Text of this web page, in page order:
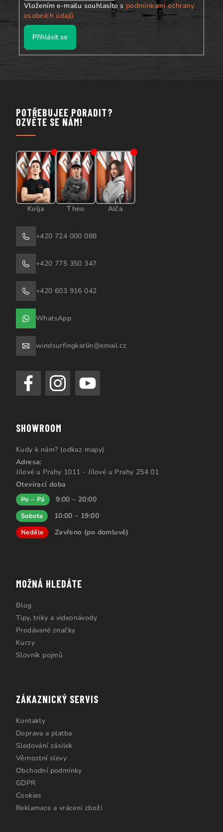
Vložením e-mailu souhlasíte s podmínkami ochrany
osobních údajů
Přihlásit se
POTŘEBUJEE PORADIT?
OZVĚTE SE NÁM!
Kolja Theo Alča
+420 724 000 088
+420 775 350 347
+420 603 916 042
WhatsApp
windsurfingkarlin@email.cz
SHOWROOM
Kudy k nám? (odkaz mapy)
Adresa:
Jílové u Prahy 1011 - Jílové u Prahy 254 01
Otevírací doba
Po – Pá 9:00 – 20:00
Sobota 10:00 – 19:00
Neděle Zavřeno (po domluvě)
MOŽNÁ HLEDÁTE
Blog
Tipy, triky a videonávody
Prodávané značky
Kurzy
Slovník pojmů
ZÁKAZNICKÝ SERVIS
Kontakty
Doprava a platba
Sledování zásilek
Věrnostní slevy
Obchodní podmínky
GDPR
Cookies
Reklamace a vrácení zboží